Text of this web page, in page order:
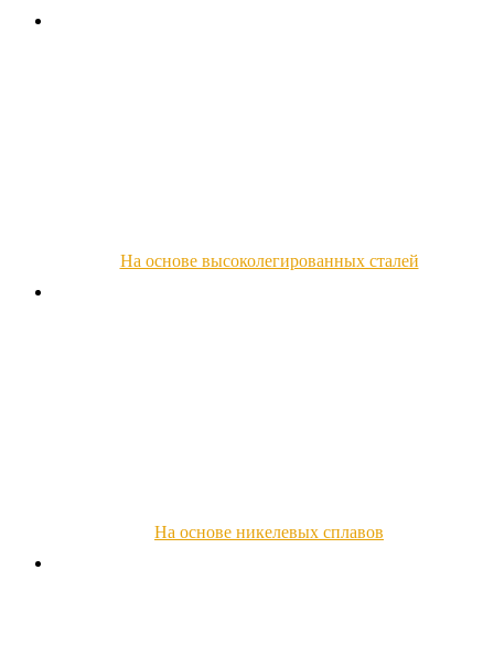
На основе высоколегированных сталей
На основе никелевых сплавов